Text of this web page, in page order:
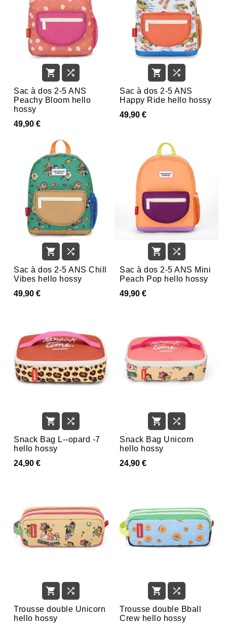
 
Sac à dos 2-5 ANS
Peachy Bloom hello
hossy
49,90 €
 
Sac à dos 2-5 ANS
Happy Ride hello hossy
49,90 €
 
Sac à dos 2-5 ANS Chill
Vibes hello hossy
49,90 €
 
Sac à dos 2-5 ANS Mini
Peach Pop hello hossy
49,90 €
 
Snack Bag L--opard -7
hello hossy
24,90 €
 
Snack Bag Unicorn
hello hossy
24,90 €
 
Trousse double Unicorn
hello hossy
 
Trousse double Bball
Crew hello hossy